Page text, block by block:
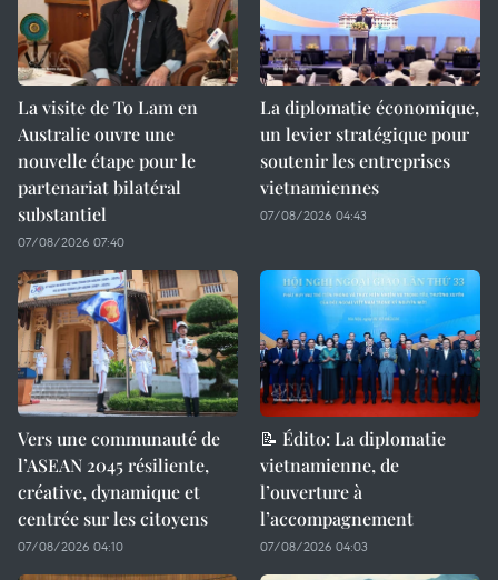
La visite de To Lam en
Australie ouvre une
nouvelle étape pour le
partenariat bilatéral
substantiel
07/08/2026 07:40
La diplomatie économique,
un levier stratégique pour
soutenir les entreprises
vietnamiennes
07/08/2026 04:43
Vers une communauté de
l’ASEAN 2045 résiliente,
créative, dynamique et
centrée sur les citoyens
07/08/2026 04:10
📝 Édito: La diplomatie
vietnamienne, de
l’ouverture à
l’accompagnement
07/08/2026 04:03